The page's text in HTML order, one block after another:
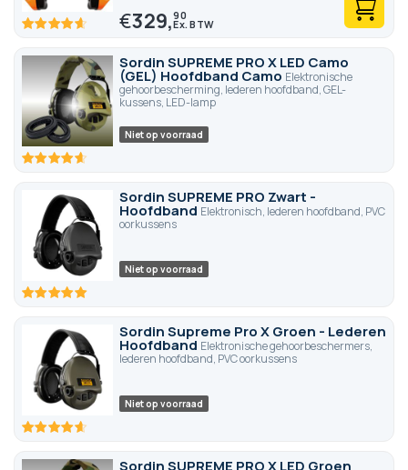
€329,90
Sordin SUPREME PRO X LED Camo
(GEL) Hoofdband Camo Elektronische
gehoorbescherming, lederen hoofdband, GEL-
kussens, LED-lamp
Niet op voorraad
Sordin SUPREME PRO Zwart -
Hoofdband Elektronisch, lederen hoofdband, PVC
oorkussens
Niet op voorraad
Sordin Supreme Pro X Groen - Lederen
Hoofdband Elektronische gehoorbeschermers,
lederen hoofdband, PVC oorkussens
Niet op voorraad
Sordin SUPREME PRO X LED Groen